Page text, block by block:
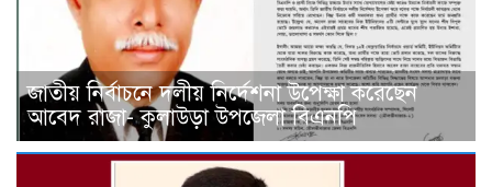
জাতীয় নির্বাচনে দলীয় নির্দেশনা উপেক্ষা করেছেন
আবেদ রাজা- কুলাউড়া উপজেলা বিএনপি